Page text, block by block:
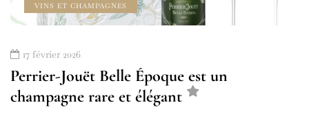
VINS ET CHAMPAGNES
17 février 2026
Perrier-Jouët Belle Époque est un
champagne rare et élégant